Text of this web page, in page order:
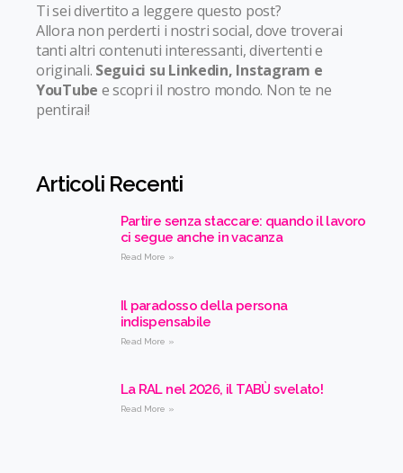
Ti sei divertito a leggere questo post?
Allora non perderti i nostri social, dove troverai
tanti altri contenuti interessanti, divertenti e
originali. Seguici su Linkedin, Instagram e
YouTube e scopri il nostro mondo. Non te ne
pentirai!
Articoli Recenti
Partire senza staccare: quando il lavoro
ci segue anche in vacanza
Read More »
Il paradosso della persona
indispensabile
Read More »
La RAL nel 2026, il TABÙ svelato!
Read More »